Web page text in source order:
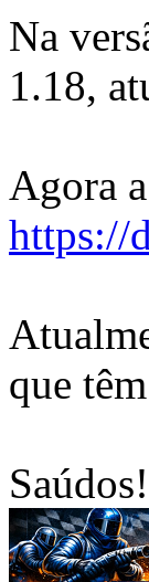
Na
1.18,
Agora
https://
que
Saúdos!